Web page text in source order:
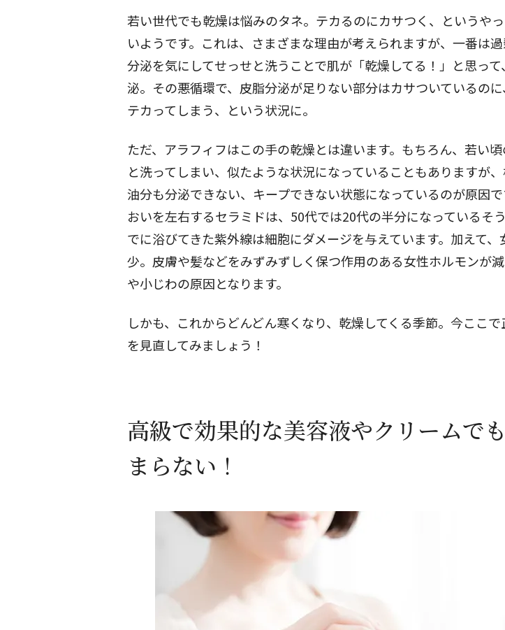
若い世代でも乾燥は悩みのタネ。テカるのにカサつく、というや
いようです。これは、さまざまな理由が考えられますが、一番は
分泌を気にしてせっせと洗うことで肌が「乾燥してる！」と思っ
泌。その悪循環で、皮脂分泌が足りない部分はカサついているの
テカってしまう、という状況に。
ただ、アラフィフはこの手の乾燥とは違います。もちろん、若い
と洗ってしまい、似たような状況になっていることもありますが
油分も分泌できない、キープできない状態になっているのが原因
おいを左右するセラミドは、50代では20代の半分になっているそ
でに浴びてきた紫外線は細胞にダメージを与えています。加えて
少。皮膚や髪などをみずみずしく保つ作用のある女性ホルモンが
や小じわの原因となります。
しかも、これからどんどん寒くなり、乾燥してくる季節。今ここ
を見直してみましょう！
高級で効果的な美容液やクリームで
まらない！
閉じる